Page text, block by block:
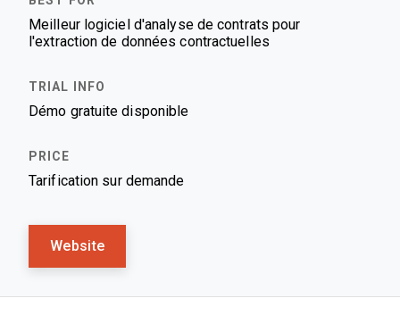
Meilleur logiciel d'analyse de contrats pour
l'extraction de données contractuelles
Démo gratuite disponible
Tarification sur demande
Website